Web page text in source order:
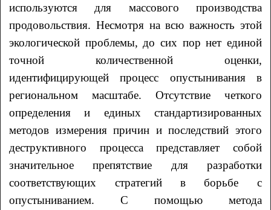
используются для массового производства
продовольствия. Несмотря на всю важность этой
экологической проблемы, до сих пор нет единой
точной количественной оценки,
идентифицирующей процесс опустынивания в
региональном масштабе. Отсутствие четкого
определения и единых стандартизированных
методов измерения причин и последствий этого
деструктивного процесса представляет собой
значительное препятствие для разработки
соответствующих стратегий в борьбе с
опустыниванием. С помощью метода